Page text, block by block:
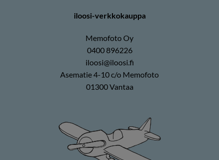
iloosi-verkkokauppa
Memofoto Oy
0400 896226
iloosi@iloosi.fi
Asematie 4-10 c/o Memofoto
01300 Vantaa